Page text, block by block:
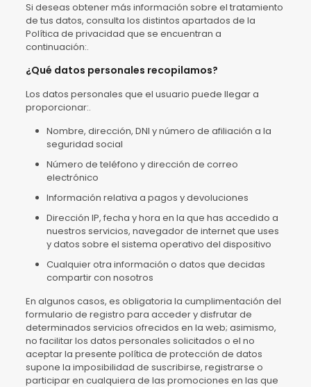
Si deseas obtener más información sobre el tratamiento
de tus datos, consulta los distintos apartados de la
Política de privacidad que se encuentran a
continuación:.
¿Qué datos personales recopilamos?
Los datos personales que el usuario puede llegar a
proporcionar:.
Nombre, dirección, DNI y número de afiliación a la
seguridad social
Número de teléfono y dirección de correo
electrónico
Información relativa a pagos y devoluciones
Dirección IP, fecha y hora en la que has accedido a
nuestros servicios, navegador de internet que uses
y datos sobre el sistema operativo del dispositivo
Cualquier otra información o datos que decidas
compartir con nosotros
En algunos casos, es obligatoria la cumplimentación del
formulario de registro para acceder y disfrutar de
determinados servicios ofrecidos en la web; asimismo,
no facilitar los datos personales solicitados o el no
aceptar la presente política de protección de datos
supone la imposibilidad de suscribirse, registrarse o
participar en cualquiera de las promociones en las que